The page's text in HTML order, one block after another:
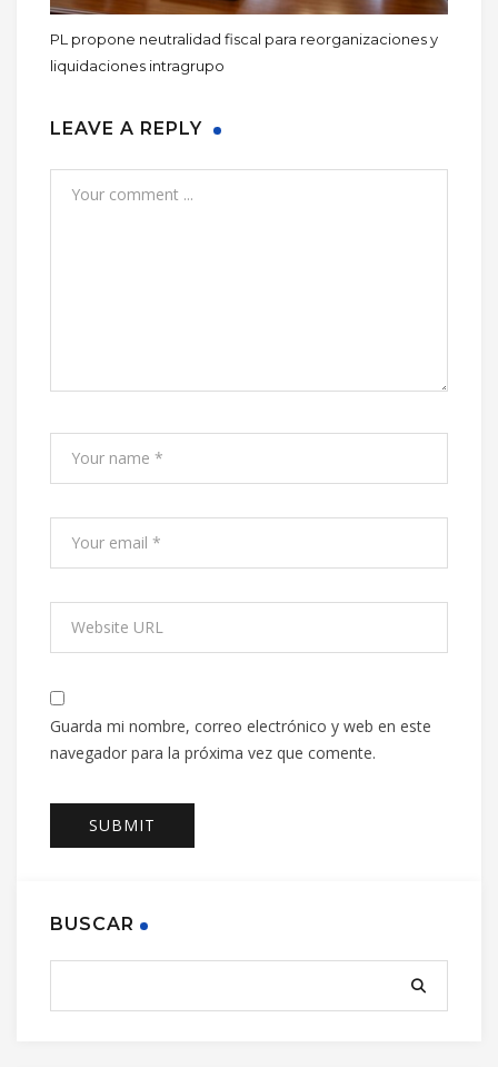
PL propone neutralidad fiscal para reorganizaciones y
liquidaciones intragrupo
LEAVE A REPLY
Guarda mi nombre, correo electrónico y web en este
navegador para la próxima vez que comente.
BUSCAR